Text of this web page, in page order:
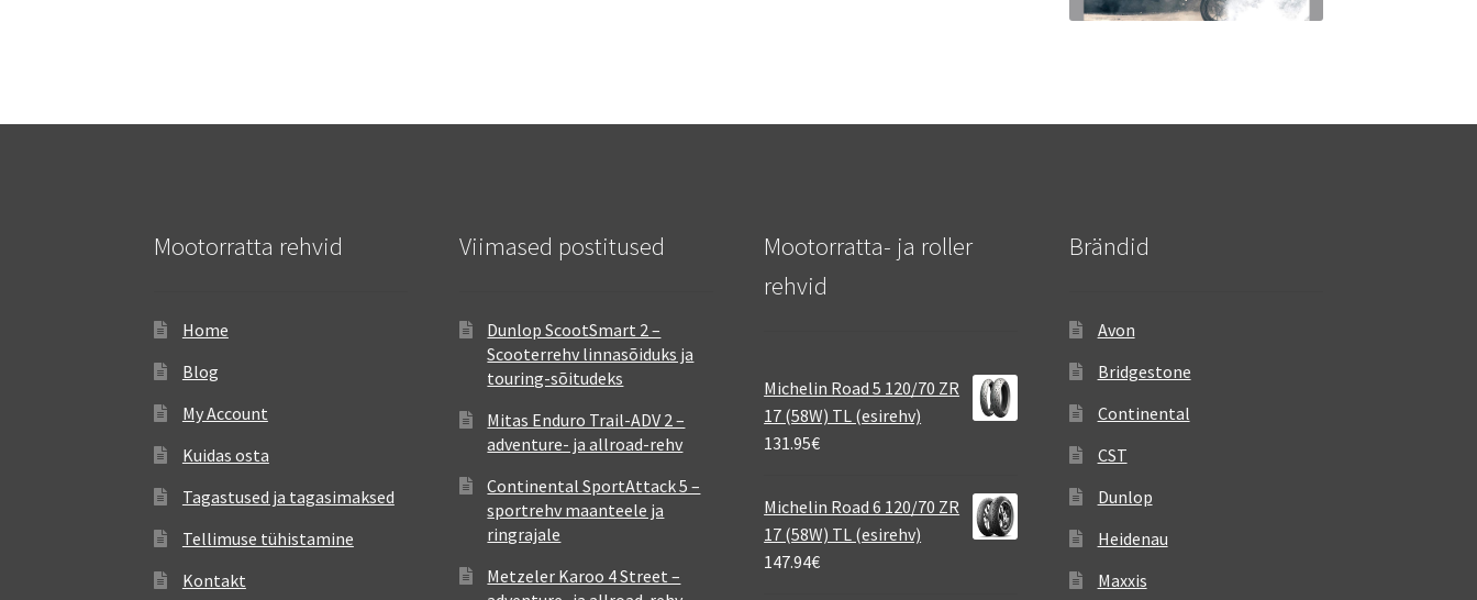
Mootorratta rehvid
Home
Blog
My Account
Kuidas osta
Tagastused ja tagasimaksed
Tellimuse tühistamine
Kontakt
Viimased postitused
Dunlop ScootSmart 2 –
Scooterrehv linnasõiduks ja
touring-sõitudeks
Mitas Enduro Trail-ADV 2 –
adventure- ja allroad-rehv
Continental SportAttack 5 –
sportrehv maanteele ja
ringrajale
Metzeler Karoo 4 Street –
Mootorratta- ja roller
rehvid
Michelin Road 5 120/70 ZR
17 (58W) TL (esirehv)
131.95€
Michelin Road 6 120/70 ZR
17 (58W) TL (esirehv)
147.94€
Brändid
Avon
Bridgestone
Continental
CST
Dunlop
Heidenau
Maxxis